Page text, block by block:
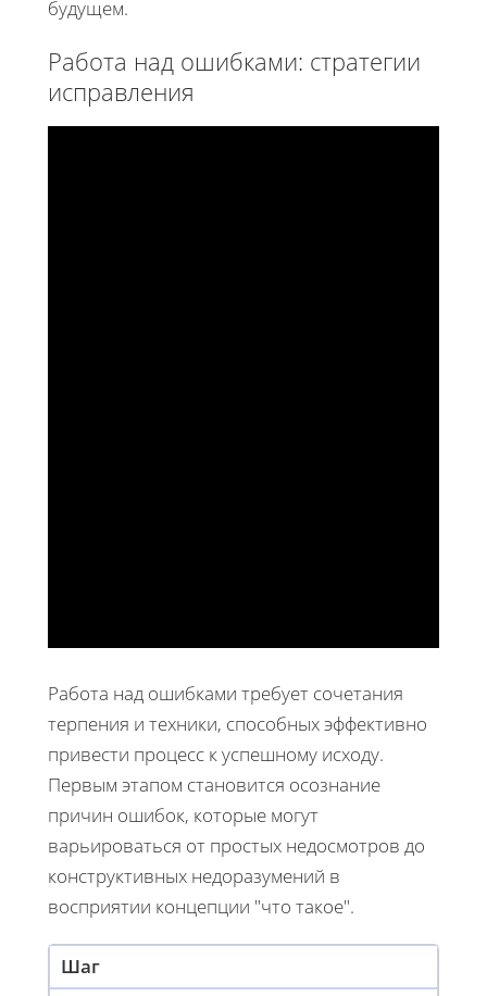
будущем.
Работа над ошибками: стратегии
исправления
Работа над ошибками требует сочетания
терпения и техники, способных эффективно
привести процесс к успешному исходу.
Первым этапом становится осознание
причин ошибок, которые могут
варьироваться от простых недосмотров до
конструктивных недоразумений в
восприятии концепции "что такое".
Шаг